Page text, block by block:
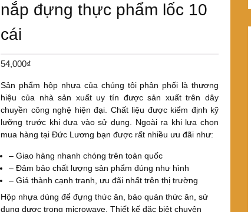
nắp đựng thực phẩm lốc 10
cái
54,000₫
Sản phẩm hộp nhựa của chúng tôi phân phối là thương
hiệu của nhà sản xuất uy tín được sản xuất trên dây
chuyền công nghệ hiện đại. Chất liệu được kiểm định kỹ
lưỡng trước khi đưa vào sử dụng. Ngoài ra khi lựa chọn
mua hàng tại Đức Lương bạn được rất nhiều ưu đãi như:
– Giao hàng nhanh chóng trên toàn quốc
– Đảm bảo chất lượng sản phẩm đúng như hình
– Giá thành cạnh tranh, ưu đãi nhất trên thị trường
Hộp nhựa dùng để đựng thức ăn, bảo quản thức ăn, sử
dụng được trong microwave. Thiết kế đặc biệt chuyên